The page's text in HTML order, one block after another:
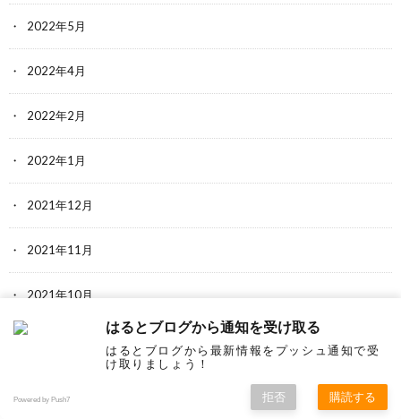
2022年5月
2022年4月
2022年2月
2022年1月
2021年12月
2021年11月
2021年10月
2021年7月
はるとブログから通知を受け取る
はるとブログから最新情報をプッシュ通知で受
け取りましょう！
Powered by Push7 拒否 購読する